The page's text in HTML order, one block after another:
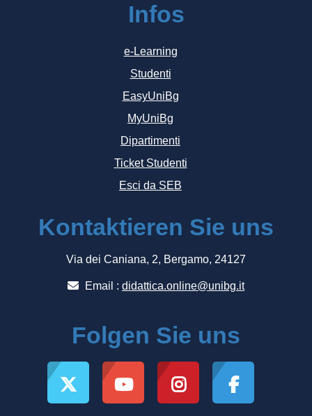
Infos
e-Learning
Studenti
EasyUniBg
MyUniBg
Dipartimenti
Ticket Studenti
Esci da SEB
Kontaktieren Sie uns
Via dei Caniana, 2, Bergamo, 24127
Email : didattica.online@unibg.it
Folgen Sie uns